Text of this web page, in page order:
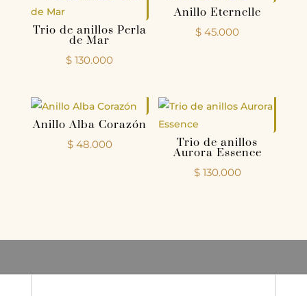
Trio de anillos Perla
de Mar
$ 130.000
Anillo Eternelle
$ 45.000
Anillo Alba Corazón
$48.000 Trio de anillos
Aurora Essence
$130.000